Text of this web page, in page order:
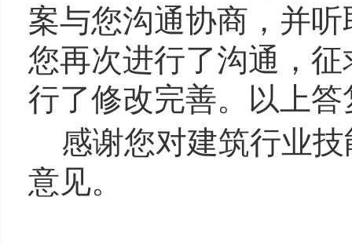
案与您沟通协商，并
您再次进行了沟通，
行了修改完善。以上
感谢您对建筑行业
意见。